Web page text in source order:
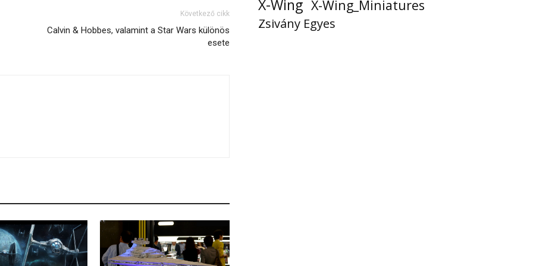
Következő cikk
Calvin & Hobbes, valamint a Star Wars különös
esete
X-Wing X-Wing_Miniatures
Zsivány Egyes